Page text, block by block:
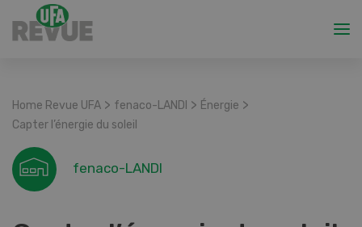
Home Revue UFA > fenaco-LANDI > Énergie >
Capter l’énergie du soleil
fenaco-LANDI